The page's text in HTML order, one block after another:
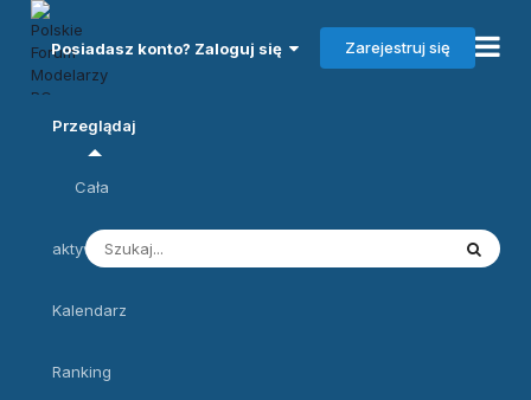
Posiadasz konto? Zaloguj się Zarejestruj się
Przeglądaj
Cała
aktywność
Kalendarz
Ranking